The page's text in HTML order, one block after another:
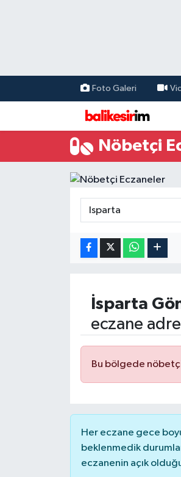
Foto Galeri
Nöbetçi
İsparta
eczane
Bu bölgede
Her eczane gece
beklenmedik
eczanenin açık